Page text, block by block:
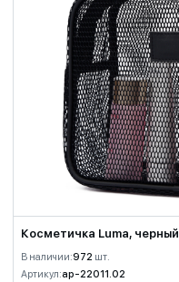
Косметичка Luma, черный
В наличии:972 шт.
Артикул:ap-22011.02